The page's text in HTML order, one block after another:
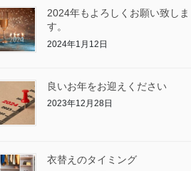
2024年もよろしくお願い致しま
す。
2024年1月12日
良いお年をお迎えください
2023年12月28日
衣替えのタイミング